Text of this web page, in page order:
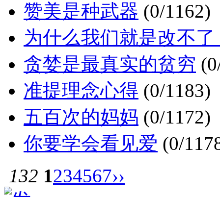
赞美是种武器 (0/1162)
为什么我们就是改不了
贪婪是最真实的贫穷
准提理念心得 (0/1183)
五百次的妈妈 (0/1172)
你要学会看见爱 (0/
132 1234567››